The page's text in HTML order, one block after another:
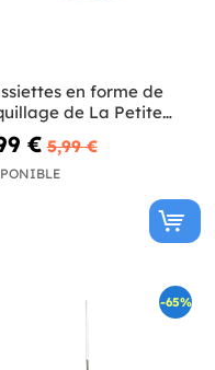
en forme de
de La Petite
- Ariel Under the Sea
€ 5,99 €
-65%